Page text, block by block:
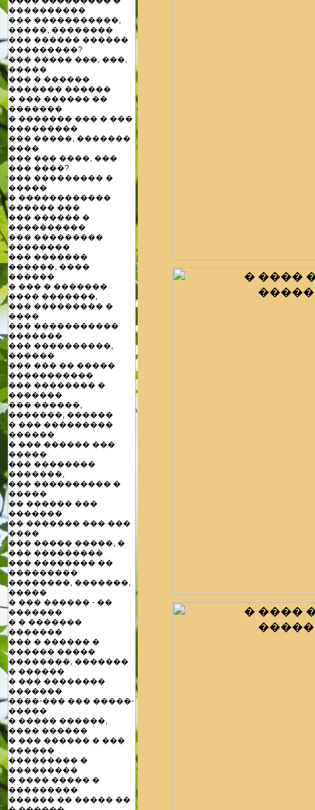
����������
��� �����������,
�����, ��������
��� ������ ������
���������?
��� ����� ���, ���,
�����
��� � ������
������� ������
� ��� ������ ��
�������
� ������� ��� � ���
���������
��� �����, �������
����
��� ��� ����, ���
��� ����?
��� ��������� �
�����
� ������������
������ ���
��� ������ �
����������
��� ���������
��������
��� �������
������, ����
������
� ��� � �������
���� �������,
��� ��������� �
����
��� �����������
�������
��� ����������,
������
��� ��� �� �����
�����������
��� �������� �
�������
��� ������,
�������, ������
� ��� ���������
������
� ��� ������ ���
�����
��� ��������
�������,
��� ���������� �
�����
�� ������ ���
�������
�� ������� ��� ���
����
��� ����� �����, �
��� ���������
��� �������� ��
���������
��������, �������,
�����
� ��� ������ - ��
�������
� � �������
�������
��� � ������ �
������ �����
��������, �������
� ������
� ��� ��������
�������
����-��� ��� �����-
�����
� ����� ������,
���� ������
� ��� ������ � ���
������
��������� �
���������
� ���� ����� �
���������
������ �� ����� ��